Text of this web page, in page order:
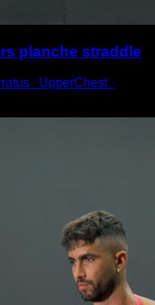
planche straddle
∙ UpperChest ∙